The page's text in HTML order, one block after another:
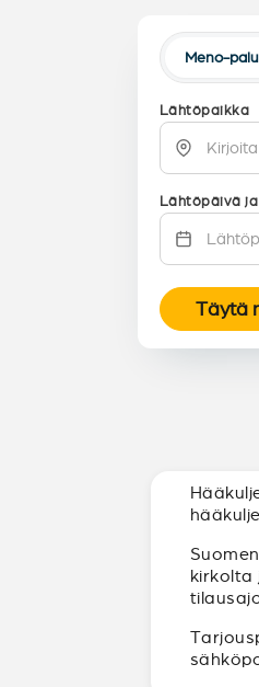
Meno-
Lähtöpaikka
Lähtöpäivä
Täytä
kirkolta